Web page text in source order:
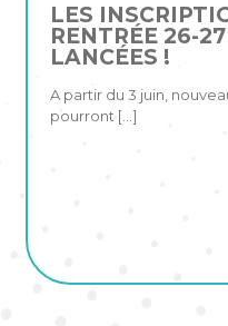
LES
RENTRÉE 26-
LANCÉES !
A partir du 3 juin,
pourront […]